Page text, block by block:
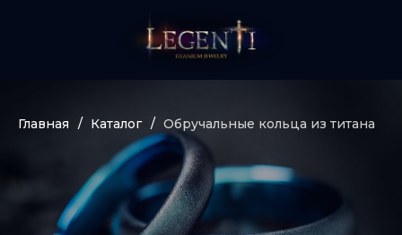
Главная / Каталог / Обручальные кольца из титана